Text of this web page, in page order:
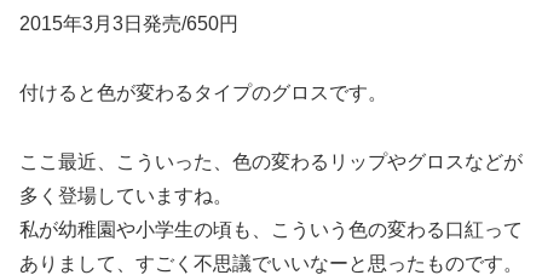
2015年3月3日発売/650円
付けると色が変わるタイプのグロスです。
ここ最近、こういった、色の変わるリップやグロスなどが
多く登場していますね。
私が幼稚園や小学生の頃も、こういう色の変わる口紅って
ありまして、すごく不思議でいいなーと思ったものです。